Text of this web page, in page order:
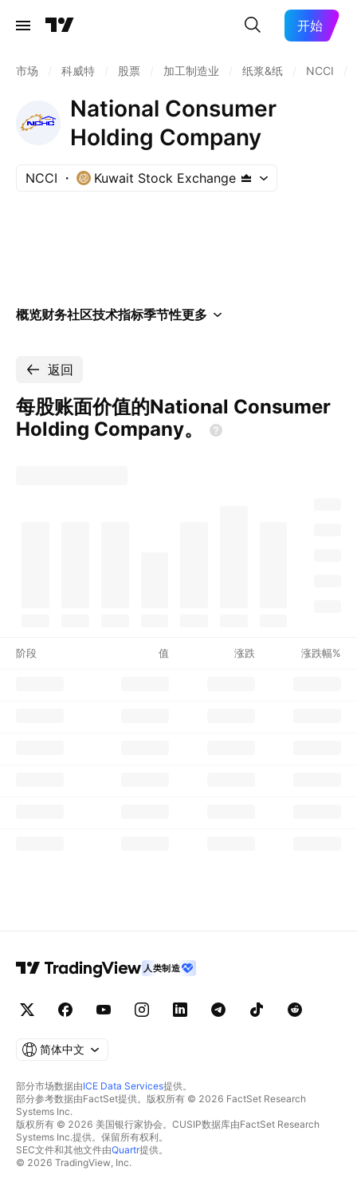
开始
市场 科威特 股票 加工制造业 纸浆&纸 NCCI
National Consumer
Holding Company
NCCI Kuwait Stock Exchange
概览财务社区技术指标季节性更多
返回
每股账面价值的National Consumer
Holding Company。
阶段 值 涨跌 涨跌幅%
人类制造
简体中文
部分市场数据由ICE Data Services提供。
部分参考数据由FactSet提供。版权所有 © 2026 FactSet Research
Systems Inc.
版权所有 © 2026 美国银行家协会。CUSIP数据库由FactSet Research
Systems Inc.提供。保留所有权利。
SEC文件和其他文件由Quartr提供。
© 2026 TradingView, Inc.